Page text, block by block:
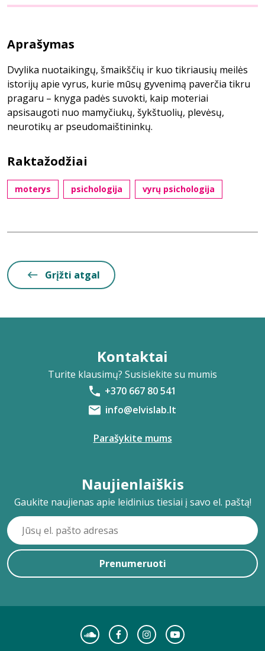
Aprašymas
Dvylika nuotaikingų, šmaikščių ir kuo tikriausių meilės
istorijų apie vyrus, kurie mūsų gyvenimą paverčia tikru
pragaru – knyga padės suvokti, kaip moteriai
apsisaugoti nuo mamyčiukų, šykštuolių, plevėsų,
neurotikų ar pseudomaištininkų.
Raktažodžiai
moterys psichologija vyrų psichologija
Grįžti atgal
Kontaktai
Turite klausimų? Susisiekite su mumis
+370 667 80 541
info@elvislab.lt
Parašykite mums
Naujienlaiškis
Gaukite naujienas apie leidinius tiesiai į savo el. paštą!
Prenumeruoti